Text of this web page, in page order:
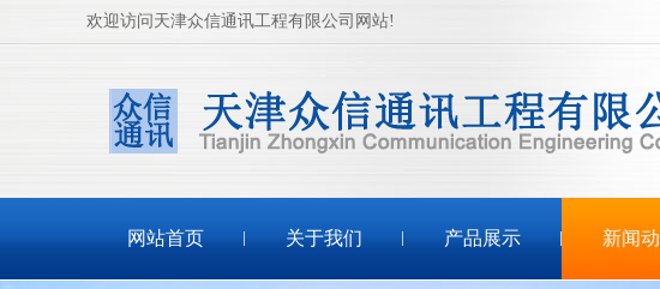
欢迎访问天津众信通讯工程有限公司网站!
网站首页 关于我们 产品展示 新闻